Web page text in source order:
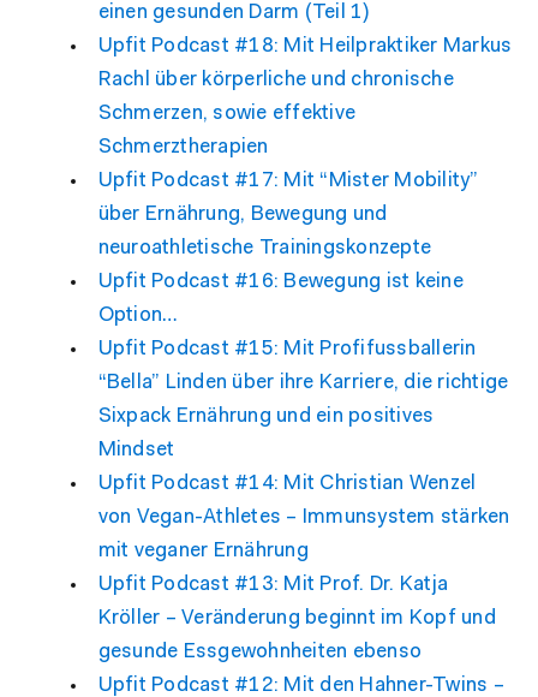
einen gesunden Darm (Teil 1)
Upfit Podcast #18: Mit Heilpraktiker Markus
Rachl über körperliche und chronische
Schmerzen, sowie effektive
Schmerztherapien
Upfit Podcast #17: Mit “Mister Mobility”
über Ernährung, Bewegung und
neuroathletische Trainingskonzepte
Upfit Podcast #16: Bewegung ist keine
Option…
Upfit Podcast #15: Mit Profifussballerin
“Bella” Linden über ihre Karriere, die richtige
Sixpack Ernährung und ein positives
Mindset
Upfit Podcast #14: Mit Christian Wenzel
von Vegan-Athletes – Immunsystem stärken
mit veganer Ernährung
Upfit Podcast #13: Mit Prof. Dr. Katja
Kröller – Veränderung beginnt im Kopf und
gesunde Essgewohnheiten ebenso
Upfit Podcast #12: Mit den Hahner-Twins –